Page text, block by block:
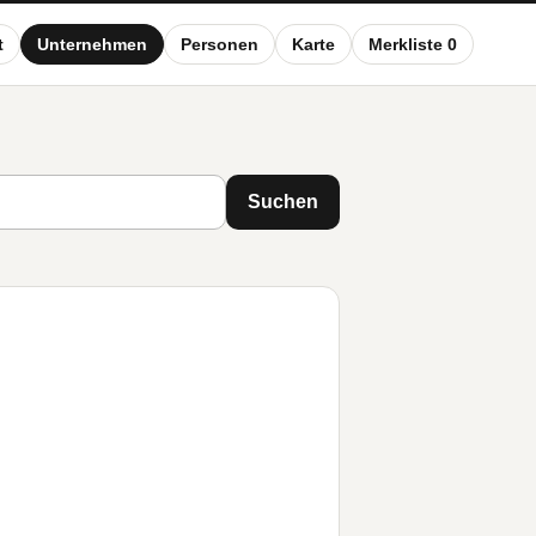
Unternehmen Personen Karte Merkliste 0
Suchen